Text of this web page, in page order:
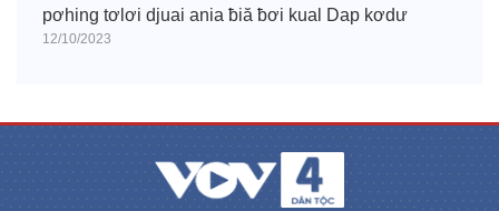
pơhing tơlơi djuai ania ƀiă ƀơi kual Dap kơdư
12/10/2023